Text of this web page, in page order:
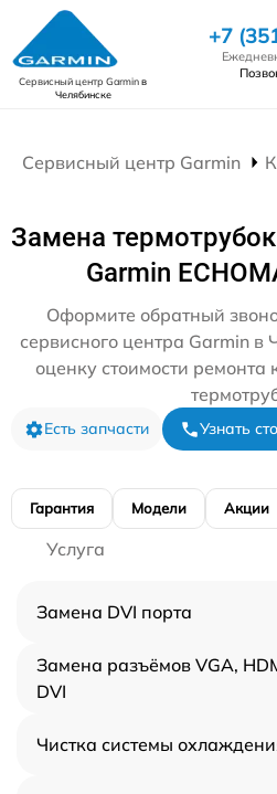
Сервисный центр Garminв
Челябинске
+7
Сервисный центр Garmin
Замена
Garmin
Оформите обратный
сервисного центра Garmin в
оценку стоимости ремонта
Есть запчасти Узнать
Гарантия Модели Акции
Услуга
Замена DVI порта
Замена разъёмов VGA,
DVI
Чистка системы